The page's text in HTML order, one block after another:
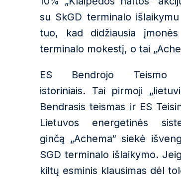
su SkGD terminalo
tuo, kad didžiausia
terminalo mokestį, o tai
ES Bendrojo
istoriniais. Tai pirmoji „
Bendrasis teismas ir ES
Lietuvos energetinės
ginčą „Achema“ siekė
SGD terminalo išlaikymo.
kiltų esminis klausimas dėl